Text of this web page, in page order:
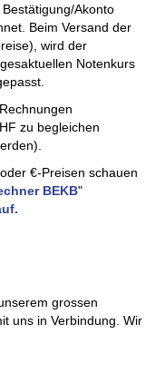
Akonto
Beim Versand der
wird der
Notenkurs
zu begleichen
€-Preisen schauen
BEKB"
grossen
uns in Verbindung. Wir